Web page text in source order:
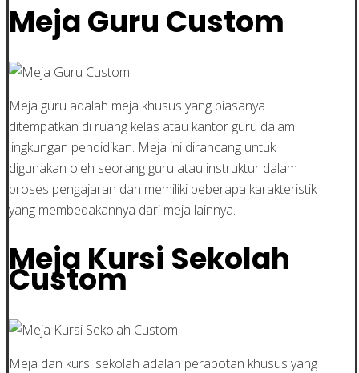
Meja Guru Custom
Meja guru adalah meja khusus yang biasanya
ditempatkan di ruang kelas atau kantor guru dalam
lingkungan pendidikan. Meja ini dirancang untuk
digunakan oleh seorang guru atau instruktur dalam
proses pengajaran dan memiliki beberapa karakteristik
yang membedakannya dari meja lainnya.
Meja Kursi Sekolah
Custom
Meja dan kursi sekolah adalah perabotan khusus yang